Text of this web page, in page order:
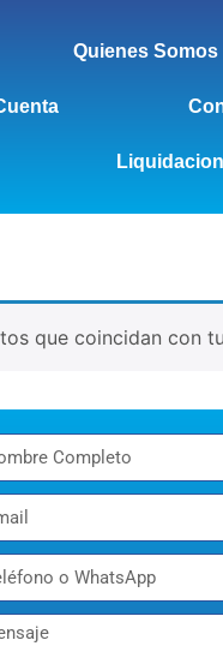
Quienes Somos
que coincidan con